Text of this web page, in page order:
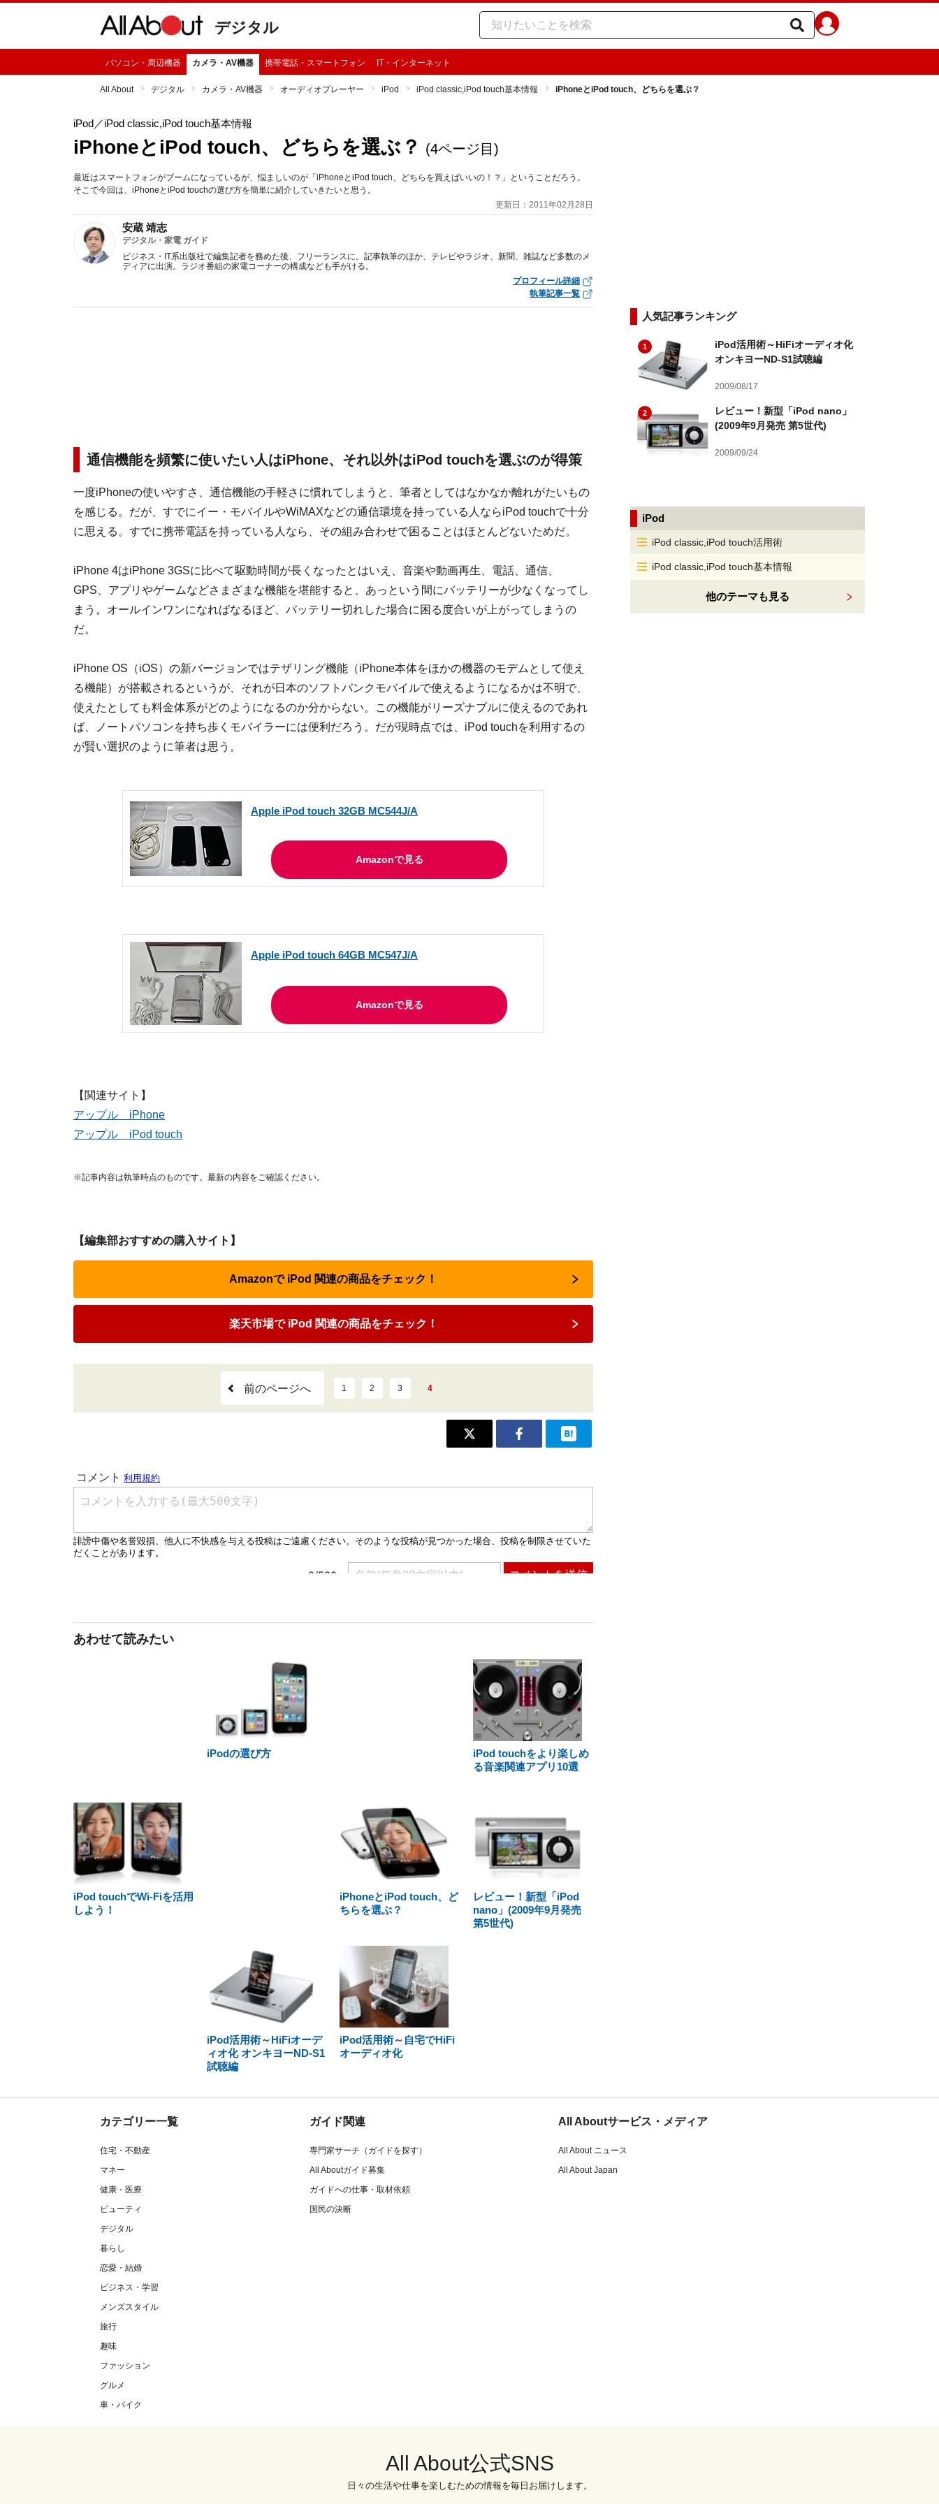
デジタル
パソコン・周辺機器 カメラ・AV機器 携帯電話・スマートフォン IT・インターネット
All About デジタル カメラ・AV機器 オーディオプレーヤー iPod iPod classic,iPod touch基本情報 iPhoneとiPod touch、どちらを選ぶ？
iPod／iPod classic,iPod touch基本情報
iPhoneとiPod touch、どちらを選ぶ？ (4ページ目)
最近はスマートフォンがブームになっているが、悩ましいのが「iPhoneとiPod touch、どちらを買えばいいの！？」ということだろう。
そこで今回は、iPhoneとiPod touchの選び方を簡単に紹介していきたいと思う。
更新日：2011年02月28日
安蔵 靖志
デジタル・家電 ガイド
ビジネス・IT系出版社で編集記者を務めた後、フリーランスに。記事執筆のほか、テレビやラジオ、新聞、雑誌など多数のメ
ディアに出演。ラジオ番組の家電コーナーの構成なども手がける。
プロフィール詳細
執筆記事一覧
通信機能を頻繁に使いたい人はiPhone、それ以外はiPod touchを選ぶのが得策
一度iPhoneの使いやすさ、通信機能の手軽さに慣れてしまうと、筆者としてはなかなか離れがたいもの
を感じる。だが、すでにイー・モバイルやWiMAXなどの通信環境を持っている人ならiPod touchで十分
に思える。すでに携帯電話を持っている人なら、その組み合わせで困ることはほとんどないためだ。
iPhone 4はiPhone 3GSに比べて駆動時間が長くなったとはいえ、音楽や動画再生、電話、通信、
GPS、アプリやゲームなどさまざまな機能を堪能すると、あっという間にバッテリーが少なくなってし
まう。オールインワンになればなるほど、バッテリー切れした場合に困る度合いが上がってしまうの
だ。
iPhone OS（iOS）の新バージョンではテザリング機能（iPhone本体をほかの機器のモデムとして使え
る機能）が搭載されるというが、それが日本のソフトバンクモバイルで使えるようになるかは不明で、
使えたとしても料金体系がどのようになるのか分からない。この機能がリーズナブルに使えるのであれ
ば、ノートパソコンを持ち歩くモバイラーには便利だろう。だが現時点では、iPod touchを利用するの
が賢い選択のように筆者は思う。
Apple iPod touch 32GB MC544J/A
Amazonで見る
Apple iPod touch 64GB MC547J/A
Amazonで見る
【関連サイト】
アップル iPhone
アップル iPod touch
※記事内容は執筆時点のものです。最新の内容をご確認ください。
【編集部おすすめの購入サイト】
Amazonで iPod 関連の商品をチェック！
楽天市場で iPod 関連の商品をチェック！
前のページへ 1 2 3 4
あわせて読みたい
iPodの選び方
iPod touchをより楽しめ
る音楽関連アプリ10選
iPod touchでWi-Fiを活用
しよう！
iPhoneとiPod touch、ど
ちらを選ぶ？
レビュー！新型「iPod
nano」(2009年9月発売
第5世代)
iPod活用術～HiFiオーデ
ィオ化 オンキヨーND-S1
試聴編
iPod活用術～自宅でHiFi
オーディオ化
人気記事ランキング
1
iPod活用術～HiFiオーディオ化
オンキヨーND-S1試聴編
2009/08/17
2
レビュー！新型「iPod nano」
(2009年9月発売 第5世代)
2009/09/24
iPod
iPod classic,iPod touch活用術
iPod classic,iPod touch基本情報
他のテーマも見る
カテゴリー一覧
住宅・不動産
マネー
健康・医療
ビューティ
デジタル
暮らし
恋愛・結婚
ビジネス・学習
メンズスタイル
旅行
趣味
ファッション
グルメ
車・バイク
ガイド関連
専門家サーチ（ガイドを探す）
All Aboutガイド募集
ガイドへの仕事・取材依頼
国民の決断
All Aboutサービス・メディア
All About ニュース
All About Japan
All About公式SNS
日々の生活や仕事を楽しむための情報を毎日お届けします。